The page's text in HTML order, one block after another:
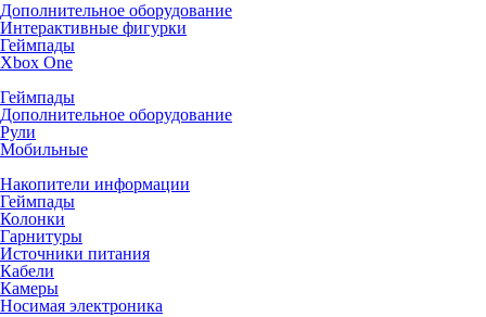
Дополнительное оборудование
Интерактивные фигурки
Геймпады
Xbox One
Геймпады
Дополнительное оборудование
Рули
Мобильные
Накопители информации
Геймпады
Колонки
Гарнитуры
Источники питания
Кабели
Камеры
Носимая электроника